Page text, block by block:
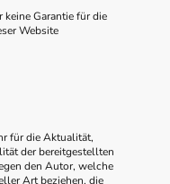
Garantie für die
Website
für die Aktualität,
der bereitgestellten
den Autor, welche
Art beziehen, die